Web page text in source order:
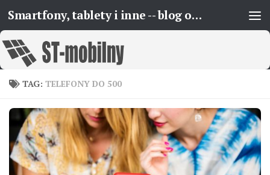
Skip to content Smartfony, tablety i inne -- blog o urządzeniach mobilnych
TAG: TELEFONY DO 500